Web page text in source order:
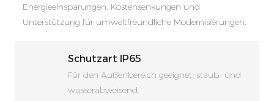
Energieeinsparungen, Kostensenkungen und
Unterstützung für umweltfreundliche Modernisierungen.
Schutzart IP65
Für den Außenbereich geeignet, staub- und
wasserabweisend.